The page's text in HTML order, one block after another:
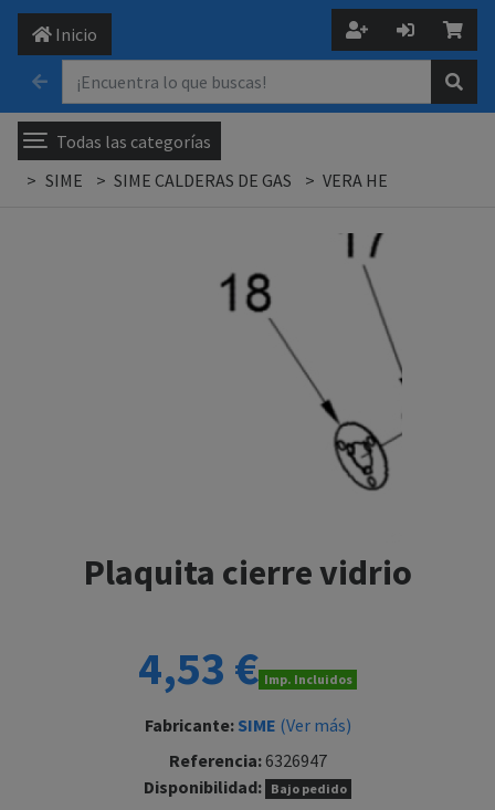
Inicio
Todas las categorías
SIME
SIME CALDERAS DE GAS VERA HE
Plaquita cierre vidrio
4,53 € Imp. Incluidos
Fabricante: SIME (Ver más)
Referencia:6326947
Disponibilidad:
Bajo pedido